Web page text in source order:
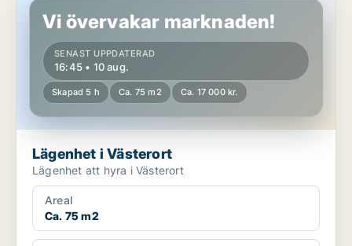
Vi övervakar marknaden!
SENAST UPPDATERAD
16:45 • 10 aug.
Skapad 5 h Ca. 75 m2 Ca. 17 000 kr.
Lägenhet i Västerort
Lägenhet att hyra i Västerort
Areal
Ca. 75 m2